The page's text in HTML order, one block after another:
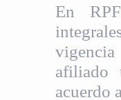
En
afiliado
acuerdo